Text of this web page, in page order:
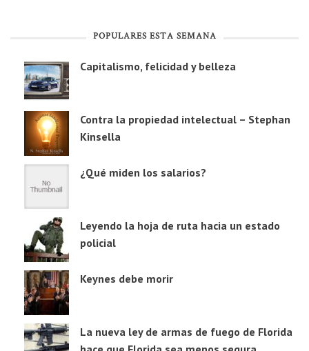
POPULARES ESTA SEMANA
Capitalismo, felicidad y belleza
Contra la propiedad intelectual – Stephan
Kinsella
¿Qué miden los salarios?
Leyendo la hoja de ruta hacia un estado
policial
Keynes debe morir
La nueva ley de armas de fuego de Florida